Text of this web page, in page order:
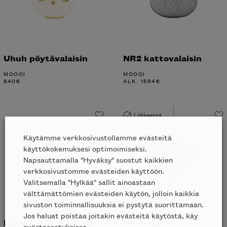
Uhuh pöytävalaisin
MOOOI
840€
NR2 kattovalaisin
MOOOI
ALK. 1594€
Raimond Tensegrity
Liikkeessä
Meshmatics
Käytämme verkkosivustollamme evästeitä
käyttökokemuksesi optimoimiseksi.
Napsauttamalla "Hyväksy" suostut kaikkien
verkkosivustomme evästeiden käyttöön.
Valitsemalla "Hylkää" sallit ainoastaan
välttämättömien evästeiden käytön, jolloin kaikkia
sivuston toiminnallisuuksia ei pystytä suorittamaan.
Jos haluat poistaa joitakin evästeitä käytöstä, käy